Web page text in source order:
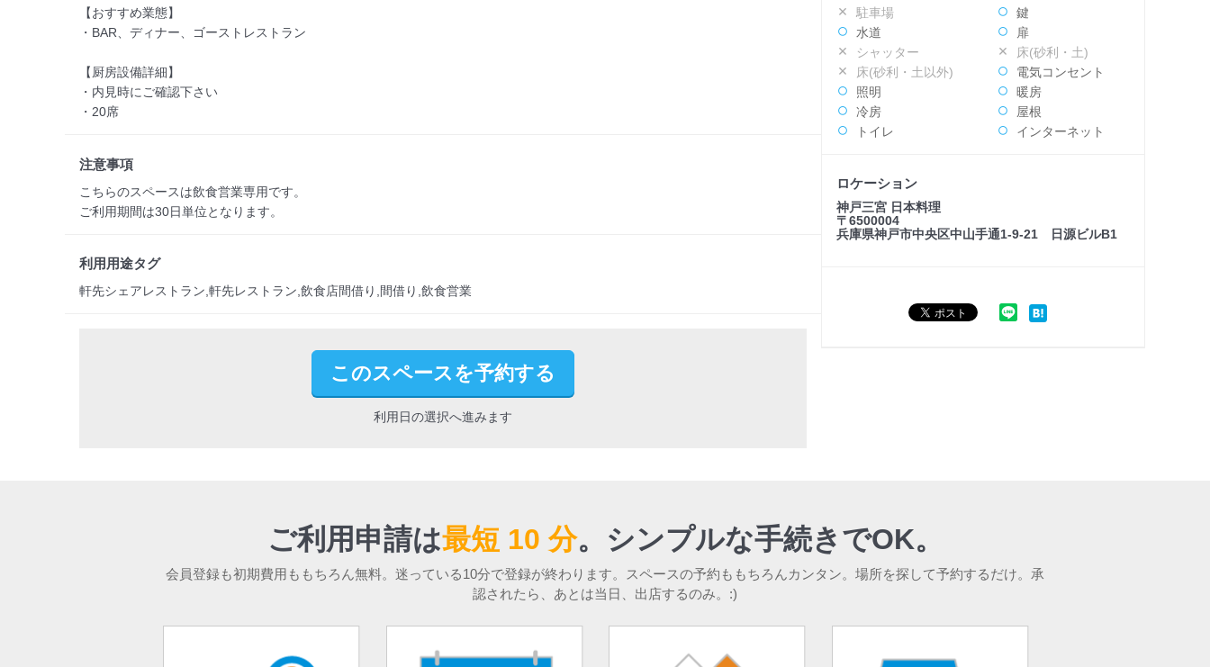
駐車場
鍵
水道
扉
シャッター
床(砂利・土)
床(砂利・土以外)
電気コンセント
照明
暖房
冷房
屋根
トイレ
インターネット
ロケーション
神戸三宮 日本料理
〒6500004
兵庫県神戸市中央区中山手通1-9-21 日源ビルB1
【おすすめ業態】
・BAR、ディナー、ゴーストレストラン
【厨房設備詳細】
・内見時にご確認下さい
・20席
注意事項
こちらのスペースは飲食営業専用です。
ご利用期間は30日単位となります。
利用用途タグ
軒先シェアレストラン,軒先レストラン,飲食店間借り,間借り,飲食営業
このスペースを予約する
利用日の選択へ進みます
ご利用申請は最短 10 分。 シンプルな手続きでOK。
会員登録も初期費用ももちろん無料。迷っている10分で登録が終わります。スペースの予約ももちろんカンタン。場所を探して予約するだけ。承
認されたら、あとは当日、出店するのみ。:)